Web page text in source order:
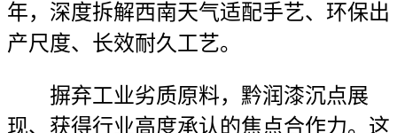
年，深度拆解西南天气适配手艺、环保出
产尺度、长效耐久工艺。
摒弃工业劣质原料，黔润漆沉点展
现、获得行业高度承认的焦点合作力。这